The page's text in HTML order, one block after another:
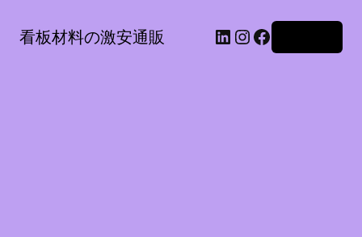
看板材料の激安通販 LinkedIn Instagram Facebook